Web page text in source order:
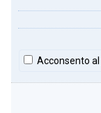
Acconsento al